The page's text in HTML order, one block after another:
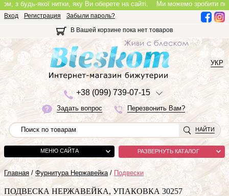
будь-якої нитки, яку Ви оберете на сайті.Ми можемо зробити
Вход Регистрация
Забыли пароль?
В Вашей корзине пока нет товаров
+38 (099) 739-07-15
Задать вопрос Перезвонить Вам?
УКР
НАЙТИ
МЕНЮ САЙТА РАЗВЕРНУТЬ КАТАЛОГ
Главная / Фурнитура Нержавейка / Подвески
ПОДВЕСКА НЕРЖАВЕЙКА, УПАКОВКА 30257